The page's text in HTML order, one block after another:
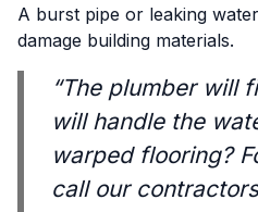
A burst pipe or leaking
damage building materials.
“The plumber will
will handle the
warped flooring?
call our